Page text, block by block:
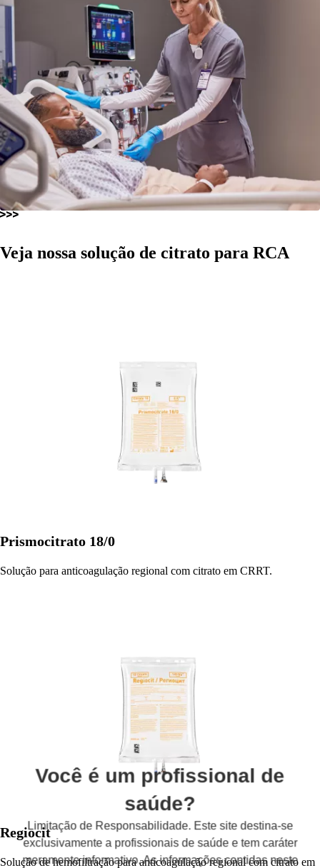
Veja nossa solução de citrato para RCA
Prismocitrato 18/0
Solução para anticoagulação regional com citrato em CRRT.
Regiocit
Solução de hemofiltração para anticoagulação regional com citrato em
Você é um profissional de
saúde?
Limitação de Responsabilidade. Este site destina-se
exclusivamente a profissionais de saúde e tem caráter
meramente informativo. As informações contidas neste